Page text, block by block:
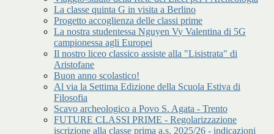
La classe quinta G in visita a Berlino
Progetto accoglienza delle classi prime
La nostra studentessa Nguyen Vy Valentina di 5G
campionessa agli Europei
Il nostro liceo classico assiste alla "Lisistrata" di
Aristofane
Buon anno scolastico!
Al via la Settima Edizione della Scuola Estiva di
Filosofia
Scavo archeologico a Povo S. Agata - Trento
FUTURE CLASSI PRIME - Regolarizzazione
iscrizione alla classe prima a.s. 2025/26 - indicazioni